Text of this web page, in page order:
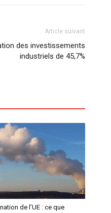
Article suivant
des investissements
industriels de 45,7%
de l’UE : ce que